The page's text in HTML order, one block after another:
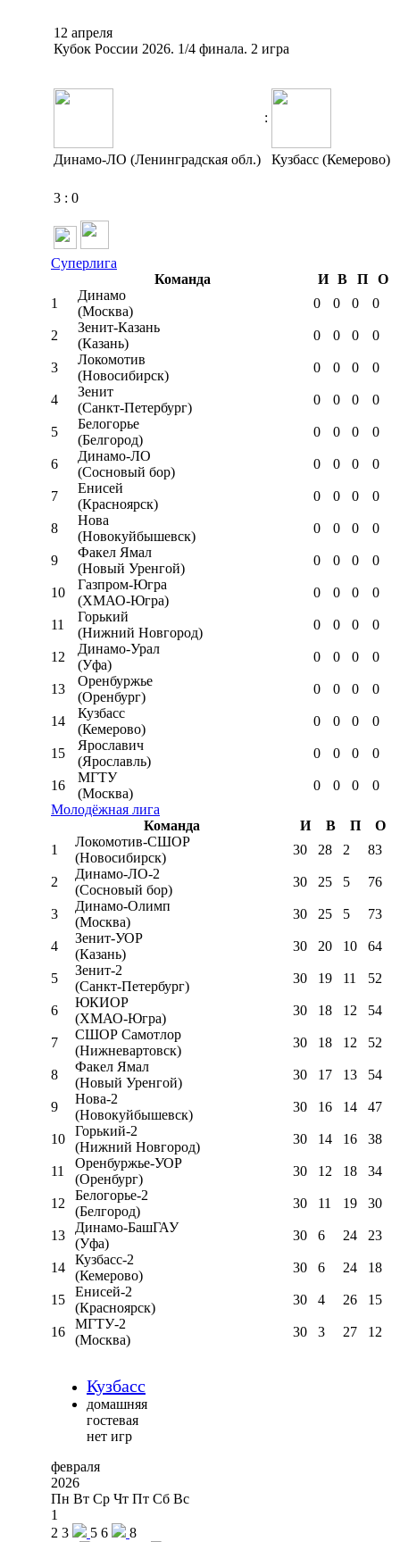
12 апреля
Кубок России 2026. 1/4 финала. 2 игра
:
Динамо-ЛО (Ленинградская обл.) Кузбасс (Кемерово)
3 : 0
Суперлига
Команда
И В П
О
1
Динамо
(Москва)
0 0 0 0
2
Зенит-Казань
(Казань)
0 0 0 0
3
Локомотив
(Новосибирск)
0 0 0 0
4
Зенит
(Санкт-Петербург)
0 0 0 0
5
Белогорье
(Белгород)
0 0 0 0
6
Динамо-ЛО
(Сосновый бор)
0 0 0 0
7
Енисей
(Красноярск)
0 0 0 0
8
Нова
(Новокуйбышевск)
0 0 0 0
9
Факел Ямал
(Новый Уренгой)
0 0 0 0
10
Газпром-Югра
(ХМАО-Югра)
0 0 0 0
11
Горький
(Нижний Новгород)
0 0 0 0
12
Динамо-Урал
(Уфа)
0 0 0 0
13
Оренбуржье
(Оренбург)
0 0 0 0
14
Кузбасс
(Кемерово)
0 0 0 0
15
Ярославич
(Ярославль)
0 0 0 0
16
МГТУ
(Москва)
0 0 0
0
Молодёжная лига
Команда
И В П
О
1
Локомотив-CШОР
(Новосибирск)
30 28 2 83
2
Динамо-ЛО-2
(Сосновый бор)
30 25 5 76
3
Динамо-Олимп
(Москва)
30 25 5 73
4
Зенит-УОР
(Казань)
30 20 10 64
5
Зенит-2
(Санкт-Петербург)
30 19 11 52
6
ЮКИОР
(ХМАО-Югра)
30 18 12 54
7
СШОР Самотлор
(Нижневартовск)
30 18 12 52
8
Факел Ямал
(Новый Уренгой)
30 17 13 54
9
Нова-2
(Новокуйбышевск)
30 16 14 47
10
Горький-2
(Нижний Новгород)
30 14 16 38
11
Оренбуржье-УОР
(Оренбург)
30 12 18 34
12
Белогорье-2
(Белгород)
30 11 19 30
13
Динамо-БашГАУ
(Уфа)
30 6 24 23
14
Кузбасс-2
(Кемерово)
30 6 24 18
15
Енисей-2
(Красноярск)
30 4 26 15
16
МГТУ-2
(Москва)
30 3 27 12
Кузбасс
домашняя
гостевая
нет игр
февраля
2026
Пн Вт Ср Чт Пт Сб Вс
1
2 3 5 6
8